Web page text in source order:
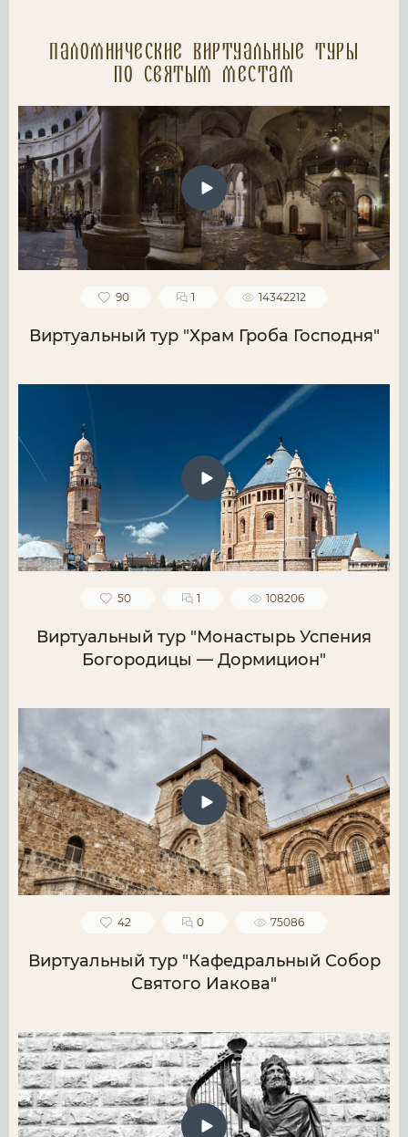
Паломнические Виртуальные туры
по святым местам
90 1 14342212
Виртуальный тур "Храм Гроба Господня"
50 1 108206
Виртуальный тур "Монастырь Успения
Богородицы — Дормицион"
42 0 75086
Виртуальный тур "Кафедральный Собор
Святого Иакова"